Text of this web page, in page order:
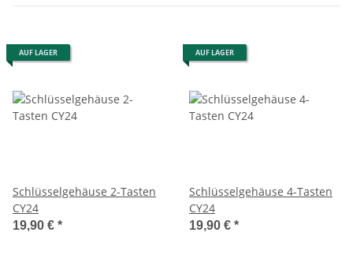
AUF LAGER
Schlüsselgehäuse 2-Tasten
CY24
19,90 € *
AUF LAGER
Schlüsselgehäuse 4-Tasten
CY24
19,90 € *